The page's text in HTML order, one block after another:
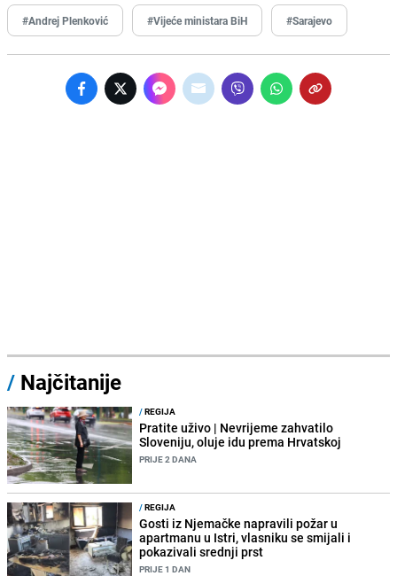
#Andrej Plenković #Vijeće ministara BiH #Sarajevo
/ Najčitanije
/REGIJA
Pratite uživo | Nevrijeme zahvatilo
Sloveniju, oluje idu prema Hrvatskoj
PRIJE 2 DANA
/REGIJA
Gosti iz Njemačke napravili požar u
apartmanu u Istri, vlasniku se smijali i
pokazivali srednji prst
PRIJE 1 DAN